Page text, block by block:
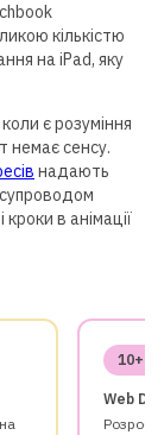
кількістю
на iPad, яку
є розуміння
немає сенсу.
надають
в анімації
10+
Web
4